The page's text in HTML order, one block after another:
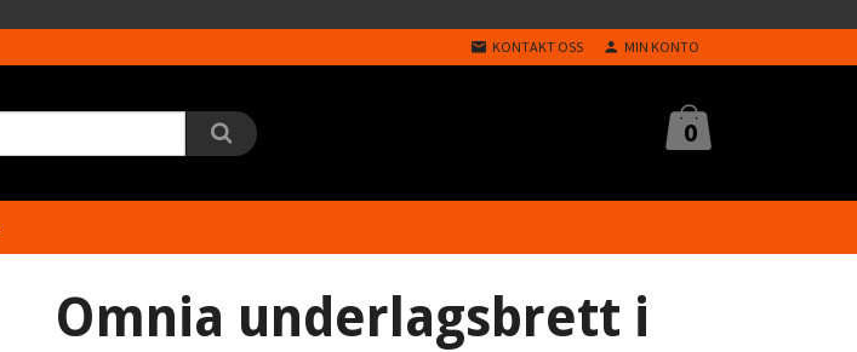
KONTAKT OSS MIN KONTO
0
Omnia underlagsbrett i